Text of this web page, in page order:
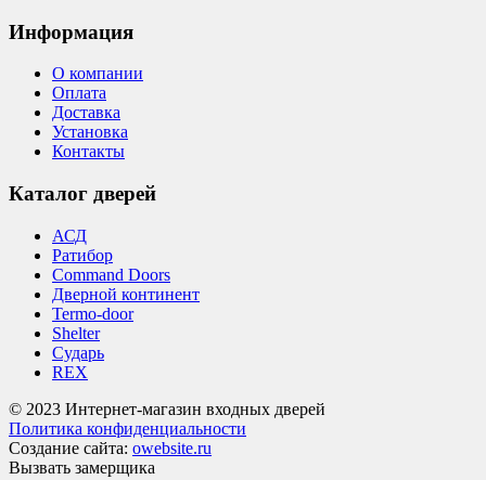
Информация
О компании
Оплата
Доставка
Установка
Контакты
Каталог дверей
АСД
Ратибор
Command Doors
Дверной континент
Termo-door
Shelter
Сударь
REX
© 2023 Интернет-магазин входных дверей
Политика конфиденциальности
Создание сайта: owebsite.ru
Вызвать замерщика